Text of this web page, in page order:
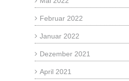
Februar 2022
Januar 2022
Dezember 2021
April 2021